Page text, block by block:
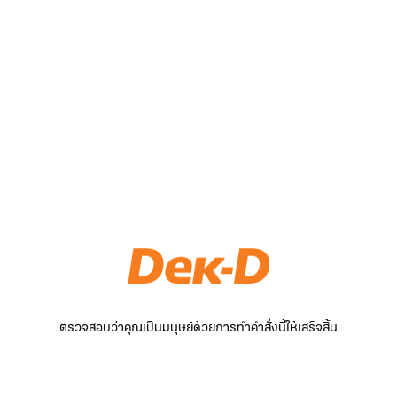
ตรวจสอบว่าคุณเป็นมนุษย์ด้วยการทำคำสั่งนี้ให้เสร็จสิ้น